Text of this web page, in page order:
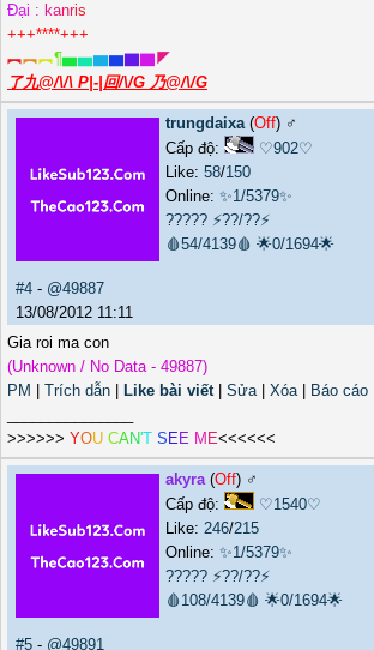
Đại : kanris
+++****+++
︻︻︻¶▅▅▆▆▇▇◤
了九@/\/\ P|-|回/\/G 乃@/\/G
trungdaixa(Off) ♂️
Cấp độ:
♡902♡
Like: 58/150
Online: ✨1/5379✨
????? ⚡??/??⚡
🩸54/4139🩸 🌟0/1694🌟
#4 - @49887
13/08/2012 11:11
Gia roi ma con
(Unknown / No Data - 49887)
PM
Trích dẫn Like bài viết| Sửa| Xóa| Báo cáo
>>>>>> YOU CAN'T S EE M E<<<<<<
akyra(Off) ♂️
Cấp độ:
♡1540♡
Like: 246/215
Online: ✨1/5379✨
????? ⚡??/??⚡
🩸108/4139🩸 🌟0/1694🌟
#5 - @49891